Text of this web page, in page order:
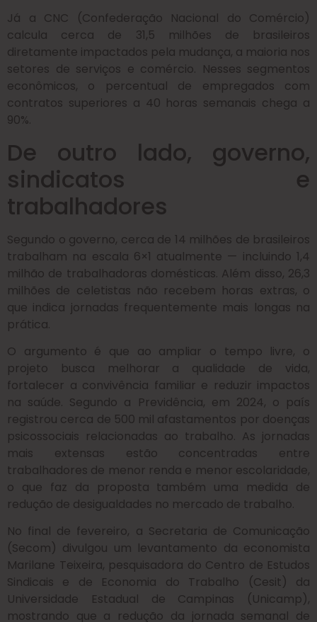
Já a CNC (Confederação Nacional do Comércio)
calcula cerca de 31,5 milhões de brasileiros
diretamente impactados pela mudança, a maioria nos
setores de serviços e comércio. Nesses segmentos
econômicos, o percentual de empregados com
contratos superiores a 40 horas semanais chega a
90%.
De outro lado, governo,
sindicatos e
trabalhadores
Segundo o governo, cerca de 14 milhões de brasileiros
trabalham na escala 6×1 atualmente — incluindo 1,4
milhão de trabalhadoras domésticas. Além disso, 26,3
milhões de celetistas não recebem horas extras, o
que indica jornadas frequentemente mais longas na
prática.
O argumento é que ao ampliar o tempo livre, o
projeto busca melhorar a qualidade de vida,
fortalecer a convivência familiar e reduzir impactos
na saúde. Segundo a Previdência, em 2024, o país
registrou cerca de 500 mil afastamentos por doenças
psicossociais relacionadas ao trabalho. As jornadas
mais extensas estão concentradas entre
trabalhadores de menor renda e menor escolaridade,
o que faz da proposta também uma medida de
redução de desigualdades no mercado de trabalho.
No final de fevereiro, a Secretaria de Comunicação
(Secom) divulgou um levantamento da economista
Marilane Teixeira, pesquisadora do Centro de Estudos
Sindicais e de Economia do Trabalho (Cesit) da
Universidade Estadual de Campinas (Unicamp),
mostrando que a redução da jornada semanal de